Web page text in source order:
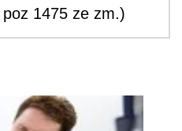
1475 ze zm.)